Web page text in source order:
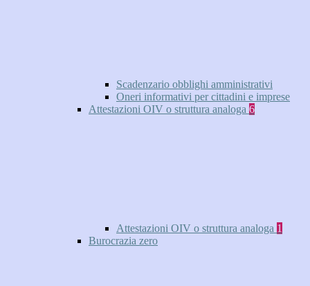
Scadenzario obblighi amministrativi
Oneri informativi per cittadini e imprese
Attestazioni OIV o struttura analoga 6
Attestazioni OIV o struttura analoga 1
Burocrazia zero